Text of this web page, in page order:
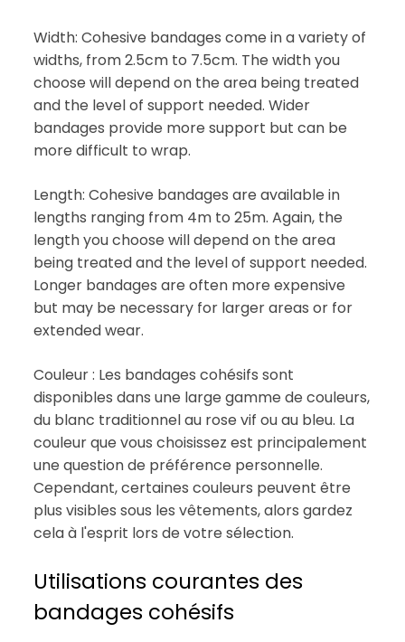
Width: Cohesive bandages come in a variety of
widths, from 2.5cm to 7.5cm. The width you
choose will depend on the area being treated
and the level of support needed. Wider
bandages provide more support but can be
more difficult to wrap.
Length: Cohesive bandages are available in
lengths ranging from 4m to 25m. Again, the
length you choose will depend on the area
being treated and the level of support needed.
Longer bandages are often more expensive
but may be necessary for larger areas or for
extended wear.
Couleur : Les bandages cohésifs sont
disponibles dans une large gamme de couleurs,
du blanc traditionnel au rose vif ou au bleu. La
couleur que vous choisissez est principalement
une question de préférence personnelle.
Cependant, certaines couleurs peuvent être
plus visibles sous les vêtements, alors gardez
cela à l'esprit lors de votre sélection.
Utilisations courantes des
bandages cohésifs